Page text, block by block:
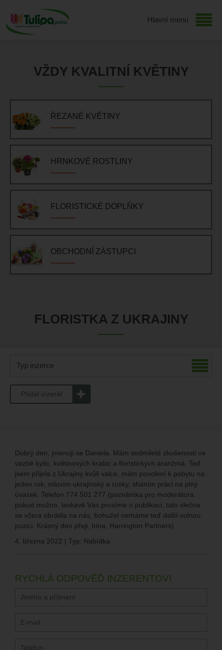
Hlavní menu
VŽDY KVALITNÍ KVĚTINY
ŘEZANÉ KVĚTINY
HRNKOVÉ ROSTLINY
FLORISTICKÉ DOPLŇKY
OBCHODNÍ ZÁSTUPCI
FLORISTKA Z UKRAJINY
Typ inzerce
Přidat inzerát
Dobrý den, jmenuji se Daniela. Mám sedmileté zkušenosti ve
vazbě kytic, květinových krabic a floristických aranžmá. Teď
jsem přijela z Ukrajiny kvůli valce, mám povolení k pobytu na
jeden rok, mluvím ukrajinský a rusky, sháním práci na plný
úvazek. Telefon 774 501 277 (poznámka pro moderátora:
pokud možno, laskavě Vás prosíme o publikaci, tato slečna
se včera obrátila na nás, bohužel nemáme teď další volnou
pozici. Krásný den přeji, Irina, Harrington Partners)
4. března 2022 | Typ: Nabídka
RYCHLÁ ODPOVĚĎ INZERENTOVI